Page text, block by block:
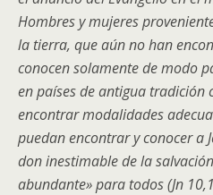
Hombres y mujeres
la tierra, que aún no han
conocen solamente de modo
en países de antigua tradición
encontrar modalidades
puedan encontrar y conocer a
don inestimable de la
abundante» para todos (Jn